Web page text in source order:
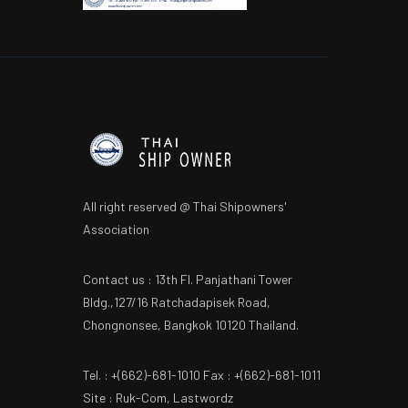
All right reserved @ Thai Shipowners'
Association
Contact us : 13th Fl. Panjathani Tower
Bldg.,127/16 Ratchadapisek Road,
Chongnonsee, Bangkok 10120 Thailand.
Tel. : +(662)-681-1010 Fax : +(662)-681-1011
Site : Ruk-Com, Lastwordz